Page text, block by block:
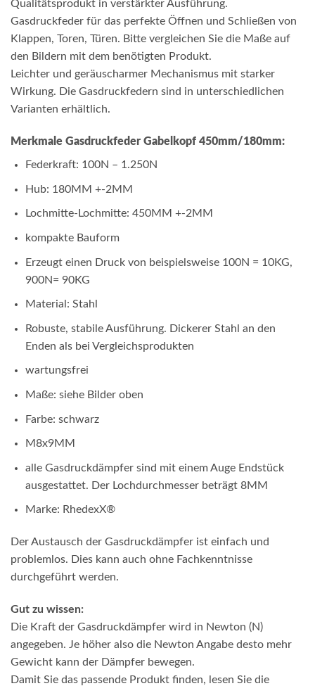
Qualitätsprodukt in verstärkter Ausführung.
Gasdruckfeder für das perfekte Öffnen und Schließen von
Klappen, Toren, Türen. Bitte vergleichen Sie die Maße auf
den Bildern mit dem benötigten Produkt.
Leichter und geräuscharmer Mechanismus mit starker
Wirkung. Die Gasdruckfedern sind in unterschiedlichen
Varianten erhältlich.
Merkmale Gasdruckfeder Gabelkopf 450mm/180mm:
Federkraft: 100N – 1.250N
Hub: 180MM +-2MM
Lochmitte-Lochmitte: 450MM +-2MM
kompakte Bauform
Erzeugt einen Druck von beispielsweise 100N = 10KG,
900N= 90KG
Material: Stahl
Robuste, stabile Ausführung. Dickerer Stahl an den
Enden als bei Vergleichsprodukten
wartungsfrei
Maße: siehe Bilder oben
Farbe: schwarz
M8x9MM
alle Gasdruckdämpfer sind mit einem Auge Endstück
ausgestattet. Der Lochdurchmesser beträgt 8MM
Marke: RhedexX®
Der Austausch der Gasdruckdämpfer ist einfach und
problemlos. Dies kann auch ohne Fachkenntnisse
durchgeführt werden.
Gut zu wissen:
Die Kraft der Gasdruckdämpfer wird in Newton (N)
angegeben. Je höher also die Newton Angabe desto mehr
Gewicht kann der Dämpfer bewegen.
Damit Sie das passende Produkt finden, lesen Sie die